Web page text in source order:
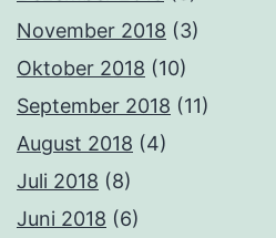
November 2018 (3)
Oktober 2018 (10)
September 2018 (11)
August 2018 (4)
Juli 2018 (8)
Juni 2018 (6)